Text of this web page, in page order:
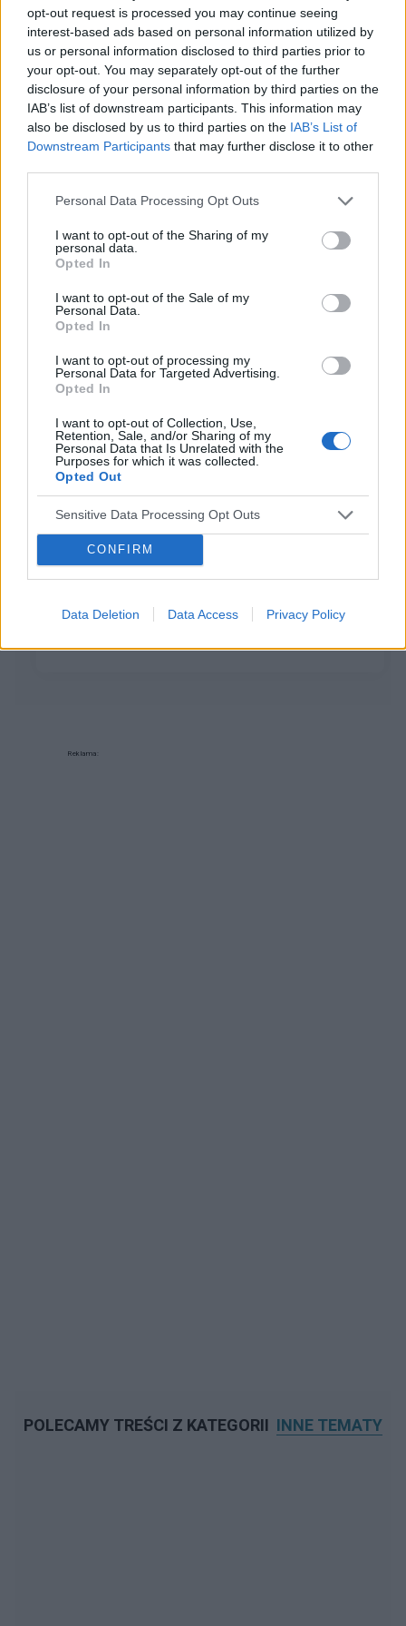
opt-out request is processed you may continue seeing
interest-based ads based on personal information utilized by
us or personal information disclosed to third parties prior to
your opt-out. You may separately opt-out of the further
disclosure of your personal information by third parties on the
IAB’s list of downstream participants. This information may
also be disclosed by us to third parties on the IAB’s List of
Downstream Participants that may further disclose it to other
Personal Data Processing Opt Outs
I want to opt-out of the Sharing of my
personal data.
Opted In
I want to opt-out of the Sale of my
Personal Data.
Opted In
I want to opt-out of processing my
Personal Data for Targeted Advertising.
Opted In
I want to opt-out of Collection, Use,
Retention, Sale, and/or Sharing of my
Personal Data that Is Unrelated with the
Purposes for which it was collected.
Opted Out
Sensitive Data Processing Opt Outs
CONFIRM
Data Deletion Data Access Privacy Policy
https://ppm.gumed.edu.pl/docstore/download/GUM5c9ae8e0
32404293b1dc5e7451fcae43/0000080198_wcag.pdf
http://www.pnmedycznych.pl/wp-
content/uploads/2015/06/pnm_2013_009-013b.pdf
https://www.termedia.pl/mz/Na-bezdech-senny-cierpi-2-5-mln-
Polakow-Tylko-niewielki-odsetek-ma-zdiagnozowana-
chorobe,35641.html
https://apcz.umk.pl/JEHS/article/download/3524/pdf/53872
https://www.monz.pl/pdf-73424-10245?filename=10245.pdf
edukacyjno-informacyjny. Wydawca i redakcja serwisu nie ponosi
odpowiedzialności za efekty ich zastosowania. Przed
bezwzględnie skonsultować się z lekarzem.
POWIĄZANE DYSKUSJE NA FORUM Z
susino
Forum:
Przytkane uszy od 10 lat. Gęsta wydzielina
spływająca przez nosogardło.
Od około 10 lat mam przytkane uszy, czasem mocniej,
szczęką to czasami mogę usłyszeć jak by wydzielina
Reklama:
POLECAMY TREŚCI Z KATEGORII INNE TEMATY